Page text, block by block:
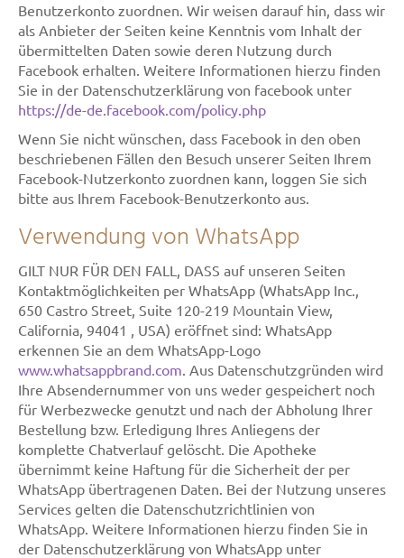
Benutzerkonto zuordnen. Wir weisen darauf hin, dass wir
als Anbieter der Seiten keine Kenntnis vom Inhalt der
übermittelten Daten sowie deren Nutzung durch
Facebook erhalten. Weitere Informationen hierzu finden
Sie in der Datenschutzerklärung von facebook unter
https://de-de.facebook.com/policy.php
Wenn Sie nicht wünschen, dass Facebook in den oben
beschriebenen Fällen den Besuch unserer Seiten Ihrem
Facebook-Nutzerkonto zuordnen kann, loggen Sie sich
bitte aus Ihrem Facebook-Benutzerkonto aus.
Verwendung von WhatsApp
GILT NUR FÜR DEN FALL, DASS auf unseren Seiten
Kontaktmöglichkeiten per WhatsApp (WhatsApp Inc.,
650 Castro Street, Suite 120-219 Mountain View,
California, 94041 , USA) eröffnet sind: WhatsApp
erkennen Sie an dem WhatsApp-Logo
www.whatsappbrand.com. Aus Datenschutzgründen wird
Ihre Absendernummer von uns weder gespeichert noch
für Werbezwecke genutzt und nach der Abholung Ihrer
Bestellung bzw. Erledigung Ihres Anliegens der
komplette Chatverlauf gelöscht. Die Apotheke
übernimmt keine Haftung für die Sicherheit der per
WhatsApp übertragenen Daten. Bei der Nutzung unseres
Services gelten die Datenschutzrichtlinien von
WhatsApp. Weitere Informationen hierzu finden Sie in
der Datenschutzerklärung von WhatsApp unter